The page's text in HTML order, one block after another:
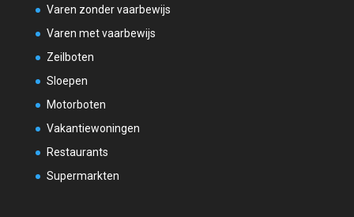
Varen zonder vaarbewijs
Varen met vaarbewijs
Zeilboten
Sloepen
Motorboten
Vakantiewoningen
Restaurants
Supermarkten